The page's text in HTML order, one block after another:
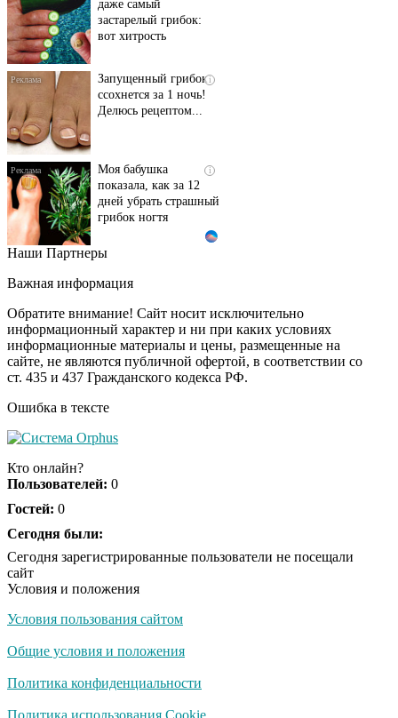
даже самый
застарелый грибок:
вот хитрость
i
Запущенный грибок
ссохнется за 1 ночь!
Делюсь рецептом...
i
Моя бабушка
показала, как за 12
дней убрать страшный
грибок ногтя
Этот танец невесты
Пересмотрела 10 раз
i
Ролик длится пару
секунд, но вы будете в
шоке от увиденного
Ролик из Омска: вы
Ржу не переставая, это
не раз
Скрытая камера на
люди вытворяют, когда
Ролик длится
Наши Партнеры
Важная информация
Обратите внимание! Сайт носит исключительно
информационный характер и ни при каких условиях
информационные материалы и цены, размещенные на
сайте, не являются публичной офертой, в соответствии со
ст. 435 и 437 Гражданского кодекса РФ.
Ошибка в тексте
Кто онлайн?
Пользователей: 0
Гостей: 0
Сегодня были:
Сегодня зарегистрированные пользователи не посещали
сайт
Условия и положения
Условия пользования сайтом
Общие условия и положения
Политика конфиденциальности
Политика использования Cookie